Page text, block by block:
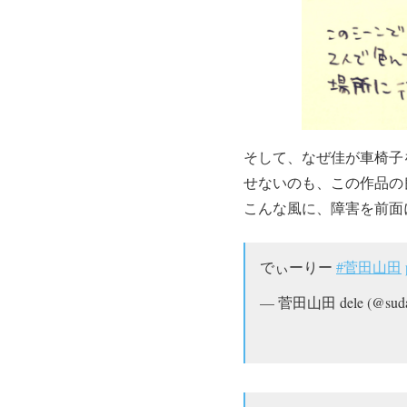
そして、なぜ佳が車椅
せないのも、この作品
こんな風に、障害を前
でぃーりー #菅田山田
— 菅田山田 dele